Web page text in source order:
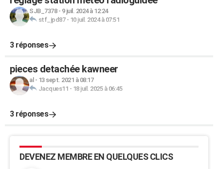
SJB_7378- 9 juil. 2024 à 12:24
stf_jpd87- 10 juil. 2024 à 07:51
3 réponses
pieces detachée kawneer
al - 13 sept. 2021 à 08:17
Jacques11 - 18 juil. 2025 à 06:45
3 réponses
DEVENEZ MEMBRE EN QUELQUES CLICS